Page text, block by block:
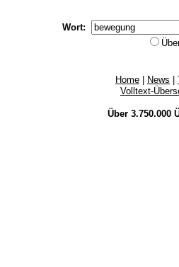
Wort:
Home News
Volltext-
Über 3.750.000